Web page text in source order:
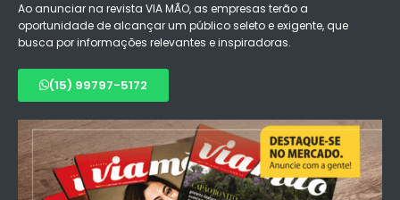
Ao anunciar na revista VIA MÃO, as empresas terão a
oportunidade de alcançar um público seleto e exigente, que
busca por informações relevantes e inspiradoras.
(15) 99797-5172